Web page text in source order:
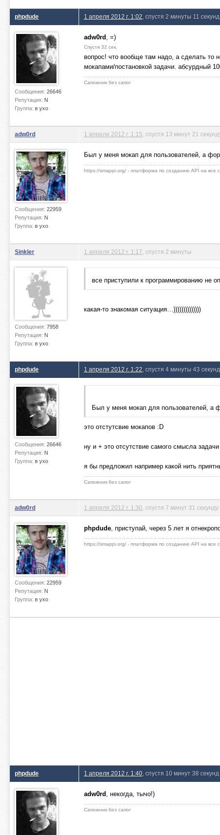
phpdude
Сообщения: 26646
Репутация: N
Группа: в ухо
1 апреля 2012 г. 1:02 , спустя 2 минуты 11 секунд
adw0rd , =)
Спустя 32 сек.
вопрос! что вообще там надо, а сделать то
мокапами/постановкой задачи. абсурдный
Сапожник без сапог
adw0rd
Сообщения: 22959
Репутация: N
Группа: в ухо
1 апреля 2012 г. 1:15 , спустя 13 минут 21
Был у меня мокап для пользователей, а
https://smappi.org/ - платформа по созданию API на все
Sinkler
Сообщения: 7958
Репутация: N
Группа: в ухо
1 апреля 2012 г. 1:17 , спустя 2 минуты
все приступили к программированию не
какая-то знакомая ситуация…))))))))))))))
phpdude
Сообщения: 26646
Репутация: N
Группа: в ухо
1 апреля 2012 г. 1:22 , спустя 4 минуты 43
Был у меня мокап для пользователей, а
это отстутсвие мокапов :D
ну и + это отсутствие самого смысла
я бы предложил например какой нить
Сапожник без сапог
adw0rd
Сообщения: 22959
Репутация: N
Группа: в ухо
1 апреля 2012 г. 1:30 , спустя 7 минут 31 секунду
phpdude, приступай, через 5 лет я
https://smappi.org/ - платформа по созданию API на все
phpdude 1 апреля 2012 г. 1:40 , спустя 10 минут 38 секунд
adw0rd , некогда, тычо!)
Сапожник без сапог